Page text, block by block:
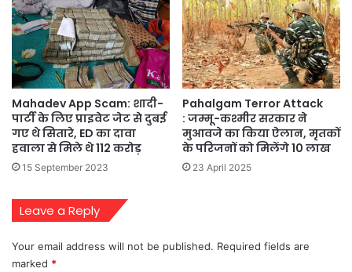
Mahadev App Scam: शादी-
पार्टी के लिए प्राइवेट जेट से दुबई
गए थे सितारे, ED का दावा
हवाला से मिले थे 112 करोड़
15 September 2023
Pahalgam Terror Attack
: जम्मू-कश्मीर सरकार ने
मुआवजे का किया ऐलान, मृतकों
के परिजनों को मिलेंगे 10 लाख
23 April 2025
Leave a Reply
Your email address will not be published. Required fields are
marked *